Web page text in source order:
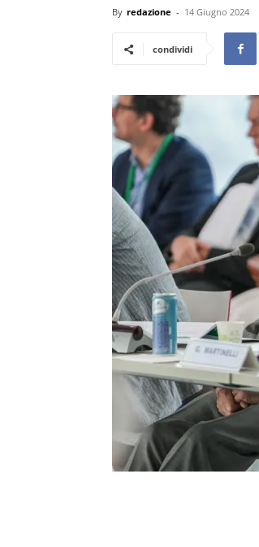
By redazione - 14 Giugno 2024
condividi